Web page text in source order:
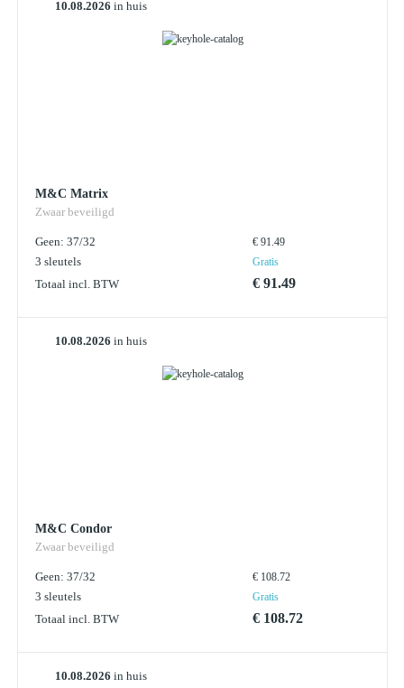
10.08.2026 in huis
M&C Matrix
Zwaar beveiligd
Geen: 37/32 € 91.49
3 sleutels Gratis
Totaal incl. BTW € 91.49
10.08.2026 in huis
M&C Condor
Zwaar beveiligd
Geen: 37/32 € 108.72
3 sleutels Gratis
Totaal incl. BTW € 108.72
10.08.2026 in huis